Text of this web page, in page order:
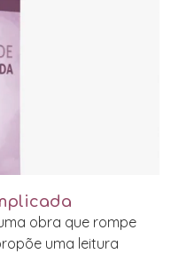
obra que rompe
uma leitura